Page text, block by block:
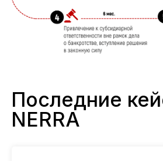
Последние
NERRA